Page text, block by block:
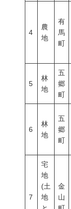
4
農
地
有
馬
町
5
林
地
五
郷
町
6
林
地
五
郷
町
7
宅
地
(土
地
金
山